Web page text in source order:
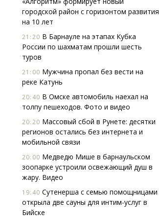
городской район с горизонтом развития
на 10 лет
21:20 В Барнауле на этапах Кубка
России по шахматам прошли шесть
туров
21:00 Мужчина пропал без вести на
реке Катунь
20:40 В Омске автомобиль наехал на
толпу пешеходов. Фото и видео
20:20 Массовый сбой в Рунете: десятки
регионов остались без интернета и
мобильной связи
20:00 Медведю Мише в барнаульском
зоопарке устроили освежающий душ в
жару. Видео
19:40 Сутенерша с семью помощницами
открыла две сауны для интим-услуг в
Бийске